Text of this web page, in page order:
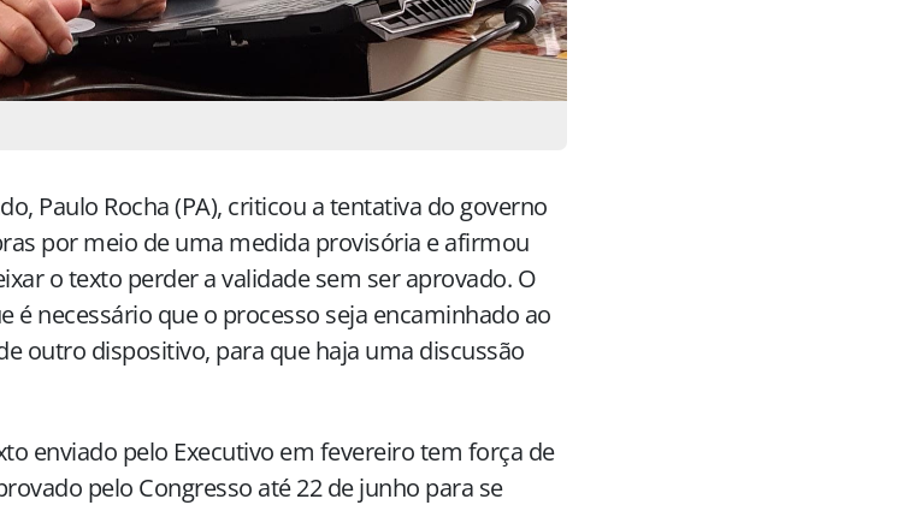
Paulo Rocha (PA), criticou a tentativa do governo
por meio de uma medida provisória e afirmou
o texto perder a validade sem ser aprovado. O
é necessário que o processo seja encaminhado ao
outro dispositivo, para que haja uma discussão
enviado pelo Executivo em fevereiro tem força de
pelo Congresso até 22 de junho para se